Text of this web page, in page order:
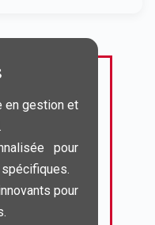
en gestion et
pour
pour